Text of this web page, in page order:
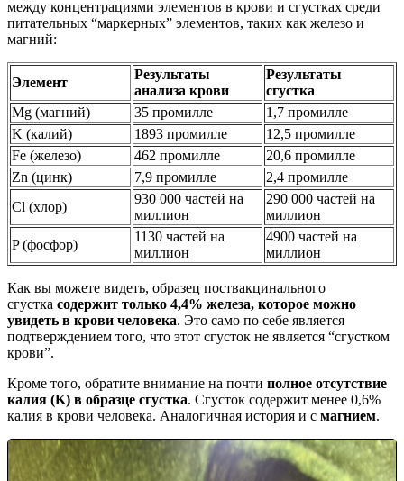
между концентрациями элементов в крови и сгустках среди
питательных “маркерных” элементов, таких как железо и
магний:
Элемент
Результаты
анализа крови
Результаты
сгустка
Mg (магний)
35 промилле
1,7 промилле
K (калий)
1893 промилле
12,5 промилле
Fe (железо)
462 промилле
20,6 промилле
Zn (цинк)
7,9 промилле
2,4 промилле
Cl (хлор)
930 000 частей на
миллион
290 000 частей на
миллион
P (фосфор)
1130 частей на
миллион
4900 частей на
миллион
Как вы можете видеть, образец поствакцинального
сгустка содержит только 4,4% железа, которое можно
увидеть в крови человека. Это само по себе является
подтверждением того, что этот сгусток не является “сгустком
крови”.
Кроме того, обратите внимание на почти полное отсутствие
калия (K) в образце сгустка. Сгусток содержит менее 0,6%
калия в крови человека. Аналогичная история и с магнием.